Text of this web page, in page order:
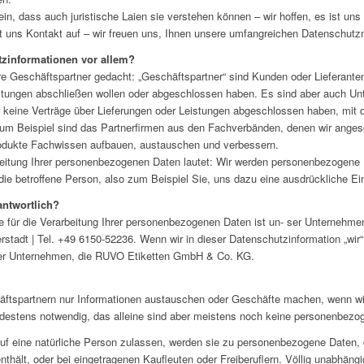
dass auch juristische Laien sie verstehen können – wir hoffen, es ist
Kontakt auf – wir freuen uns, Ihnen unsere umfangreichen
vor allem?
gedacht: „Geschäftspartner“ sind Kunden oder
abschließen wollen oder abgeschlossen haben. Es sind aber auch
Verträge über Lieferungen oder Leistungen abgeschlossen haben, mit
Beispiel sind das Partnerfirmen aus den Fachverbänden, denen wir
Fachwissen aufbauen, austauschen und verbessern.
Ihrer personenbezogenen Daten lautet: Wir werden
betroffene Person, also zum Beispiel Sie, uns dazu eine ausdrückliche
die Verarbeitung Ihrer personenbezogenen Daten ist un- ser
| Tel. +49 6150-52236. Wenn wir in dieser Datenschutzinformation
Unternehmen, die RUVO Etiketten GmbH & Co. KG.
nur Informationen austauschen oder Geschäfte machen, wenn
notwendig, das alleine sind aber meistens noch keine
eine natürliche Person zulassen, werden sie zu personenbezogene
oder bei eingetragenen Kaufleuten oder Freiberuflern. Völlig